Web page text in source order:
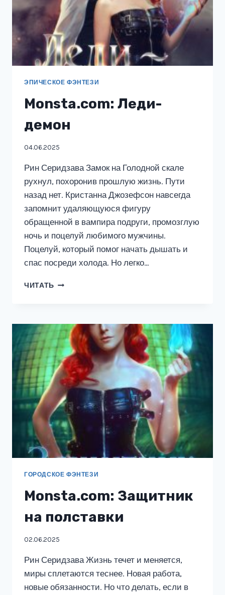
ЭПИЧЕСКОЕ ФЭНТЕЗИ
Monsta.com: Леди-
демон
04.06.2025
Рин Серидзава Замок на Голодной скале
рухнул, похоронив прошлую жизнь. Пути
назад нет. Кристанна Джозефсон навсегда
запомнит удаляющуюся фигуру
обращенной в вампира подруги, промозглую
ночь и поцелуй любимого мужчины.
Поцелуй, который помог начать дышать и
спас посреди холода. Но легко…
ЧИТАТЬ MONSTA.COM:
ГОРОДСКОЕ ФЭНТЕЗИ
Monsta.com: Защитник
на полставки
02.06.2025
Рин Серидзава Жизнь течет и меняется,
миры сплетаются теснее. Новая работа,
новые обязанности. Но что делать, если в